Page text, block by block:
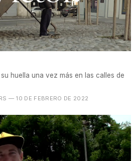
huella una vez más en las calles de
— 10 DE FEBRERO DE 2022